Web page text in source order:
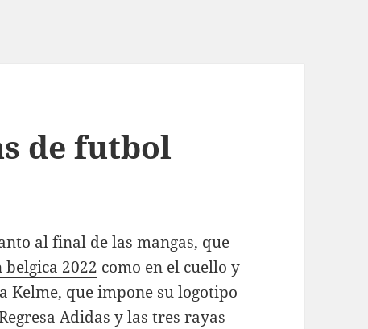
de futbol
al final de las mangas, que
2022 como en el cuello y
Kelme, que impone su logotipo
Adidas y las tres rayas